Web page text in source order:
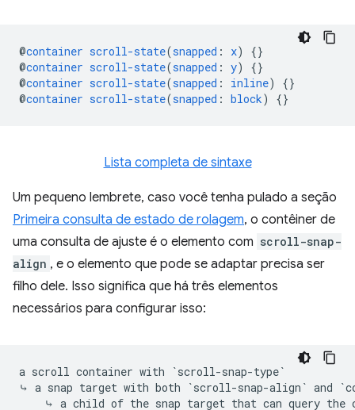
@container scroll-state(snapped : x)
{}
@container scroll-state(snapped : y)
{}
@container scroll-state(snapped : inline)
{}
@container scroll-state(snapped : block) {}
Lista completa de sintaxe
Um pequeno lembrete, caso você tenha pulado a seção
Primeira consulta de estado de rolagem, o contêiner de
uma consulta de ajuste é o elemento com scroll-snap-
align , e o elemento que pode se adaptar precisa ser
filho dele. Isso significa que há três elementos
necessários para configurar isso:
a scroll container with `scroll-snap-type`
⤷ a snap target with both `scroll-snap-align` and